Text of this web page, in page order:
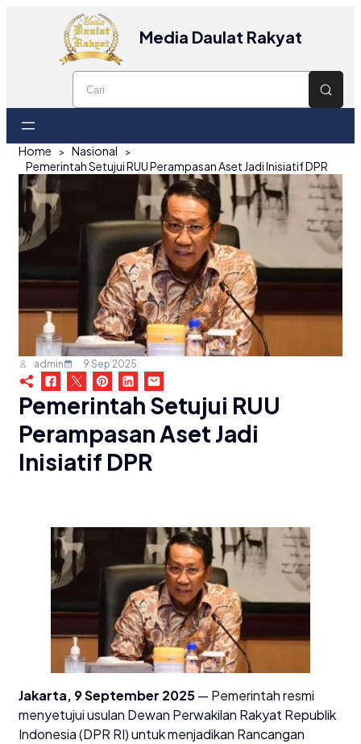
Media Daulat Rakyat
Home
Nasional
Pemerintah Setujui RUU Perampasan Aset Jadi Inisiatif DPR
admin 9 Sep 2025
Pemerintah Setujui RUU
Perampasan Aset Jadi
Inisiatif DPR
Jakarta, 9 September 2025— Pemerintah resmi
menyetujui usulan Dewan Perwakilan Rakyat Republik
Indonesia (DPR RI) untuk menjadikan Rancangan